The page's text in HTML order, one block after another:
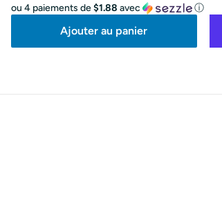
ou 4 paiements de$1.88 avec ⓘ
Ajouter au panier